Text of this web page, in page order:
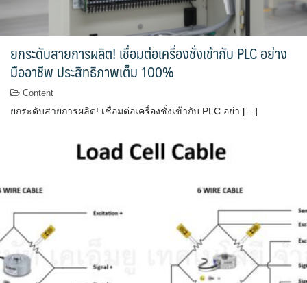
ยกระดับสายการผลิต! เชื่อมต่อเครื่องชั่งเข้ากับ PLC อย่าง
มืออาชีพ ประสิทธิภาพเต็ม 100%
Content
ยกระดับสายการผลิต! เชื่อมต่อเครื่องชั่งเข้ากับ PLC อย่า […]